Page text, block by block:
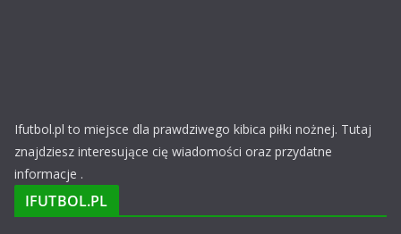
Ifutbol.pl to miejsce dla prawdziwego kibica piłki nożnej. Tutaj
znajdziesz interesujące cię wiadomości oraz przydatne
informacje .
IFUTBOL.PL